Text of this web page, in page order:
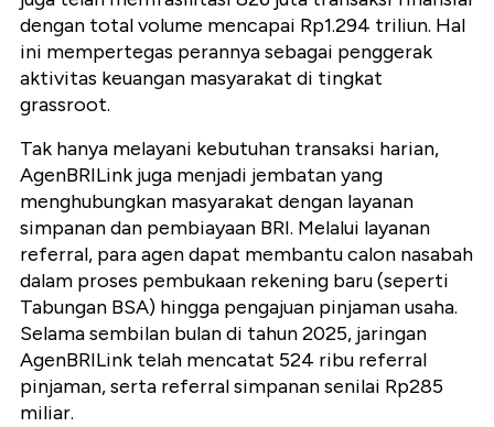
dengan total volume mencapai Rp1.294 triliun. Hal
ini mempertegas perannya sebagai penggerak
aktivitas keuangan masyarakat di tingkat
grassroot.
Tak hanya melayani kebutuhan transaksi harian,
AgenBRILink juga menjadi jembatan yang
menghubungkan masyarakat dengan layanan
simpanan dan pembiayaan BRI. Melalui layanan
referral, para agen dapat membantu calon nasabah
dalam proses pembukaan rekening baru (seperti
Tabungan BSA) hingga pengajuan pinjaman usaha.
Selama sembilan bulan di tahun 2025, jaringan
AgenBRILink telah mencatat 524 ribu referral
pinjaman, serta referral simpanan senilai Rp285
miliar.